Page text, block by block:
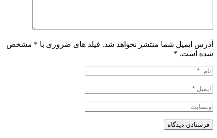
آدرس ایمیل شما منتشر نخواهد شد. فیلد های ضروری با * مشخص
شده است. *